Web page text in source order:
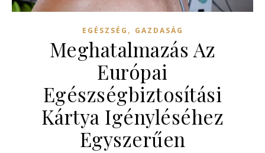
EGÉSZSÉG , GAZDASÁG
Meghatalmazás Az
Európai
Egészségbiztosítási
Kártya Igényléséhez
Egyszerűen